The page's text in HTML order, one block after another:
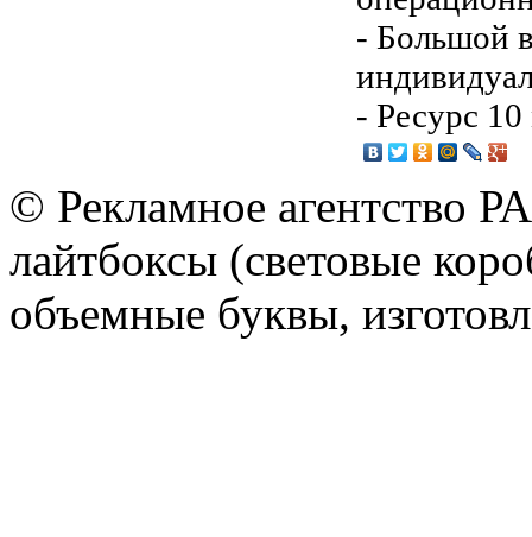
- Большой
- Ресурс 10
© Рекламное агентство
лайтбоксы (световые
объемные буквы,